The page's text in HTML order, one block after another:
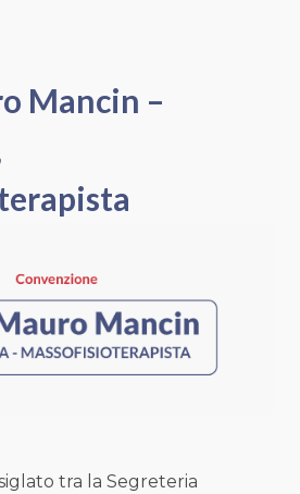
Mancin –
tra la Segreteria